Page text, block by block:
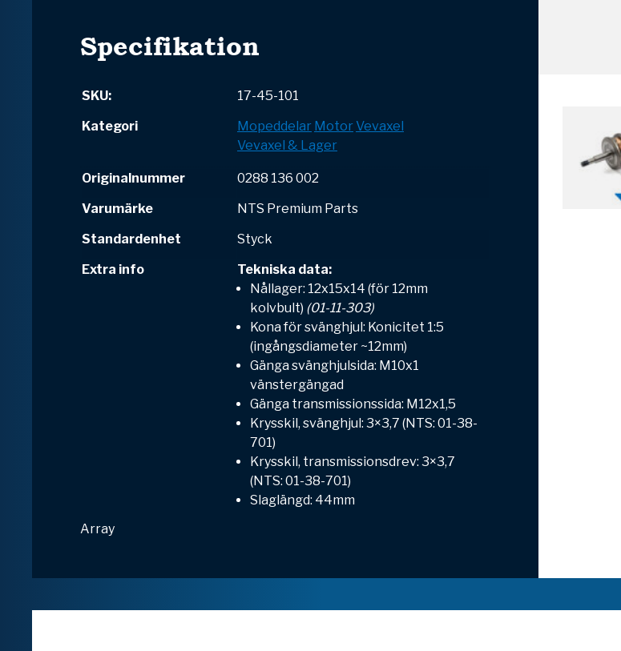
Specifikation
SKU:
17-45-101
Kategori
Mopeddelar Motor Vevaxel
Vevaxel & Lager
Originalnummer
0288 136 002
Varumärke
NTS Premium Parts
Standardenhet
Styck
Extra info
Tekniska data:
Nållager: 12x15x14 (för 12mm
kolvbult) (01-11-303)
Kona för svänghjul: Konicitet 1:5
(ingångsdiameter ~12mm)
Gänga svänghjulsida: M10x1
vänstergängad
Gänga transmissionssida: M12x1,5
Krysskil, svänghjul: 3×3,7 (NTS: 01-38-
701)
Krysskil, transmissionsdrev: 3×3,7
(NTS: 01-38-701)
Slaglängd: 44mm
Array